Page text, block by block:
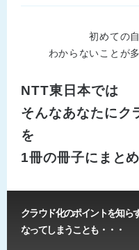
初めての
わからないことが
NTT東日本では
そんなあなたにク
を
1冊の冊子にまと
クラウド化のポイントを知ら
なってしまうことも・・・